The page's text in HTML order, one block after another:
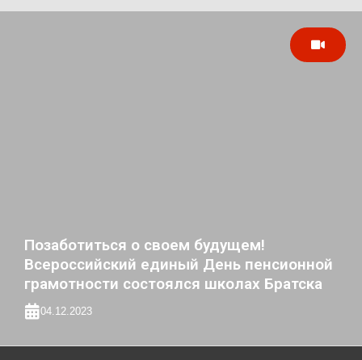
Позаботиться о своем будущем!
Всероссийский единый День пенсионной
грамотности состоялся школах Братска
04.12.2023